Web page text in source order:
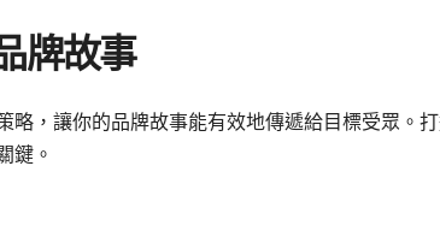
牌故事
略，讓你的品牌故事能有效地傳遞給目標受眾。
鍵。